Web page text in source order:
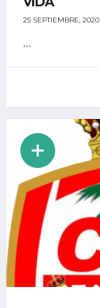
25 SEPTIEMBRE, 2020
...